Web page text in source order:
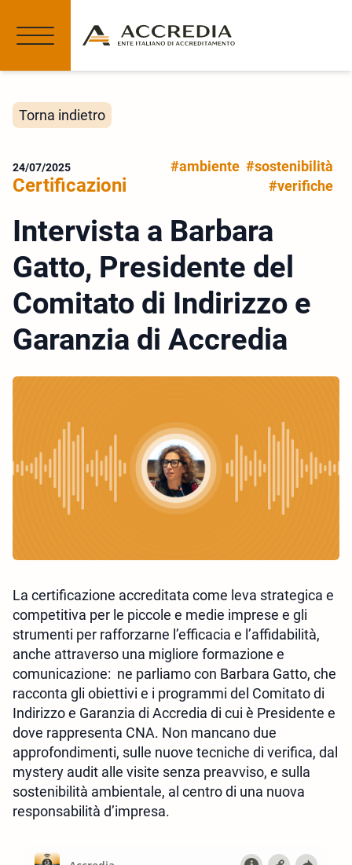
Torna indietro
24/07/2025
Certificazioni
#ambiente #sostenibilità
#verifiche
Intervista a Barbara
Gatto, Presidente del
Comitato di Indirizzo e
Garanzia di Accredia
La certificazione accreditata come leva strategica e
competitiva per le piccole e medie imprese e gli
strumenti per rafforzarne l’efficacia e l’affidabilità,
anche attraverso una migliore formazione e
comunicazione: ne parliamo con Barbara Gatto, che
racconta gli obiettivi e i programmi del Comitato di
Indirizzo e Garanzia di Accredia di cui è Presidente e
dove rappresenta CNA. Non mancano due
approfondimenti, sulle nuove tecniche di verifica, dal
mystery audit alle visite senza preavviso, e sulla
sostenibilità ambientale, al centro di una nuova
responsabilità d’impresa.